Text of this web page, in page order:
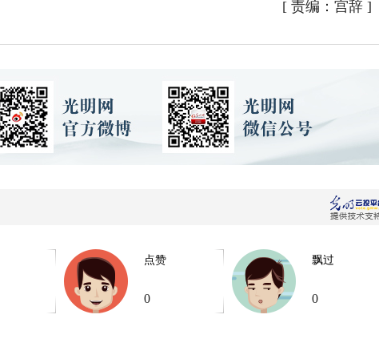
[ 责编：宫辞 ]
点赞
0
飘过
0